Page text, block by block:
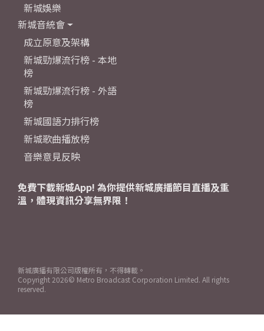
新城娛樂
新城音統會
成立原意及架構
新城勁爆流行榜 - 本地
榜
新城勁爆流行榜 - 外語
榜
新城國語力排行榜
新城歌曲播放榜
音樂意見反映
免費下載新城App! 為你提供新城廣播節目直播及重
溫，體現資訊分享無界限！
新城廣播有限公司版權所有，不得轉載。
Copyright 2026© Metro Broadcast Corporation Limited. All rights
reserved.